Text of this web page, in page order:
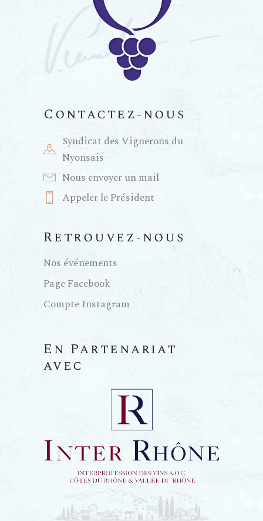
Contactez-nous
Syndicat des Vignerons du
Nyonsais
Nous envoyer un mail
Appeler le Président
Retrouvez-nous
Nos événements
Page Facebook
Compte Instagram
En Partenariat
avec